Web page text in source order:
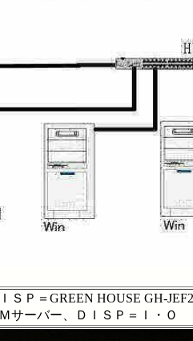
Ｐ＝GREEN HOUSE GH-
ーバー、ＤＩＳＰ＝Ｉ・Ｏ